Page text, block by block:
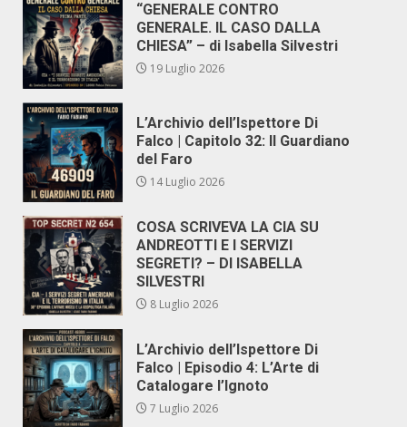
“GENERALE CONTRO
GENERALE. IL CASO DALLA
CHIESA” – di Isabella Silvestri
19 Luglio 2026
L’Archivio dell’Ispettore Di
Falco | Capitolo 32: Il Guardiano
del Faro
14 Luglio 2026
COSA SCRIVEVA LA CIA SU
ANDREOTTI E I SERVIZI
SEGRETI? – DI ISABELLA
SILVESTRI
8 Luglio 2026
L’Archivio dell’Ispettore Di
Falco | Episodio 4: L’Arte di
Catalogare l’Ignoto
7 Luglio 2026